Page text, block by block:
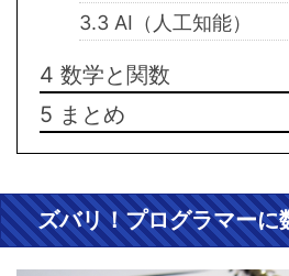
3.3 AI（人工知能）
4 数学と関数
5 まとめ
ズバリ！プログラマーに